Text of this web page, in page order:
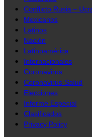
Conflicto Rusia –
Mexicanos
Latinos
Nación
Latinoamérica
Internacionales
Coronavirus
Coronavirus-Salud
Elecciones
Informe Especial
Clasificados
Privacy Policy